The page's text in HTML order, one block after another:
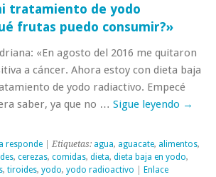
tratamiento de yodo
frutas puedo consumir?»
«En agosto del 2016 me quitaron
a cáncer. Ahora estoy con dieta baja
de yodo radiactivo. Empecé
saber, ya que no … Sigue leyendo →
responde | Etiquetas: agua, aguacate, alimentos,
, cerezas, comidas, dieta, dieta baja en yodo,
, tiroides, yodo, yodo radioactivo
Enlace